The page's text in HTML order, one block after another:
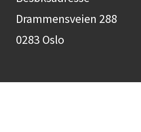
Drammensveien 288
0283 Oslo